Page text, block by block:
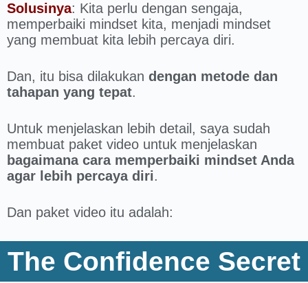
Solusinya: Kita perlu dengan sengaja,
memperbaiki mindset kita, menjadi mindset
yang membuat kita lebih percaya diri.
Dan, itu bisa dilakukan dengan metode dan
tahapan yang tepat.
Untuk menjelaskan lebih detail, saya sudah
membuat paket video untuk menjelaskan
bagaimana cara memperbaiki mindset Anda
agar lebih percaya diri.
Dan paket video itu adalah:
The Confidence Secret